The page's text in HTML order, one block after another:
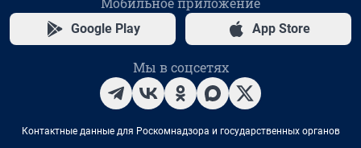
Google Play App Store
Мы в соцсетях
Контактные данные для Роскомнадзора и государственных органов